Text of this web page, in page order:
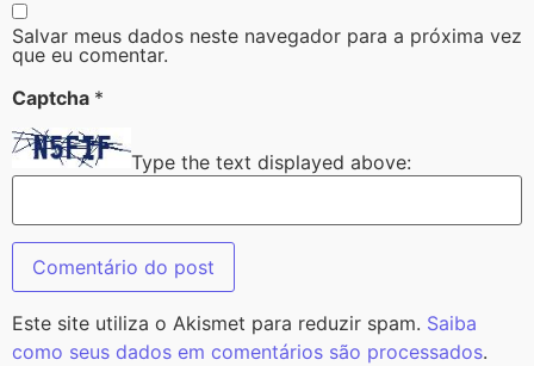
Salvar meus dados neste navegador para a próxima vez
que eu comentar.
Captcha *
Type the text displayed above:
Este site utiliza o Akismet para reduzir spam. Saiba
como seus dados em comentários são processados.